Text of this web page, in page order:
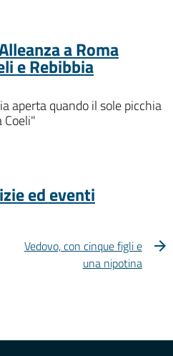
a Roma
e Rebibbia
aperta quando il sole picchia
Coeli"
ed eventi
Vedovo, con cinque figli e
una nipotina